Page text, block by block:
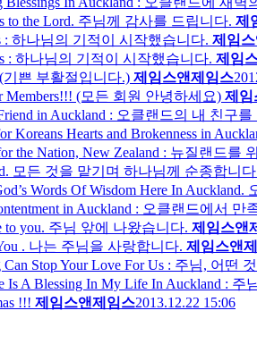
to the Lord. 주님께 감사를 드립니다. 제
: 하나님의 기적이 시작했습니다. 제임
: 하나님의 기적이 시작했습니다. 제임
(기쁜 부활절입니다.) 제임스앤제임스
Members!!! (모든 회원 안녕하세요) 제임
in Auckland : 오클랜드의 내 친구
Koreans Hearts and Brokenness in
for the Nation, New Zealand : 뉴질랜드를
모든 것을 맡기며 하나님께 순종합니
Words Of Wisdom Here In
in Auckland : 오클랜드에서
to you. 주님 앞에 나왔습니다. 제임스앤
. 나는 주님을 사랑합니다. 제임스앤
Can Stop Your Love For Us : 주님, 어떤
Is A Blessing In My Life In Auckland :
!!! 제임스앤제임스2013.12.22 15:06